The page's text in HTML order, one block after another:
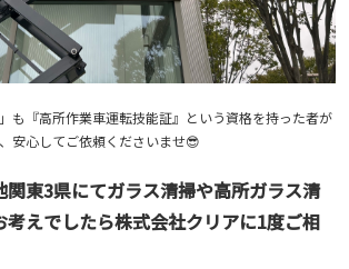
も『高所作業車運転技能証』という資格を持った者が
安心してご依頼くださいませ😎
東3県にてガラス清掃や高所ガラス清
えでしたら株式会社クリアに1度ご相